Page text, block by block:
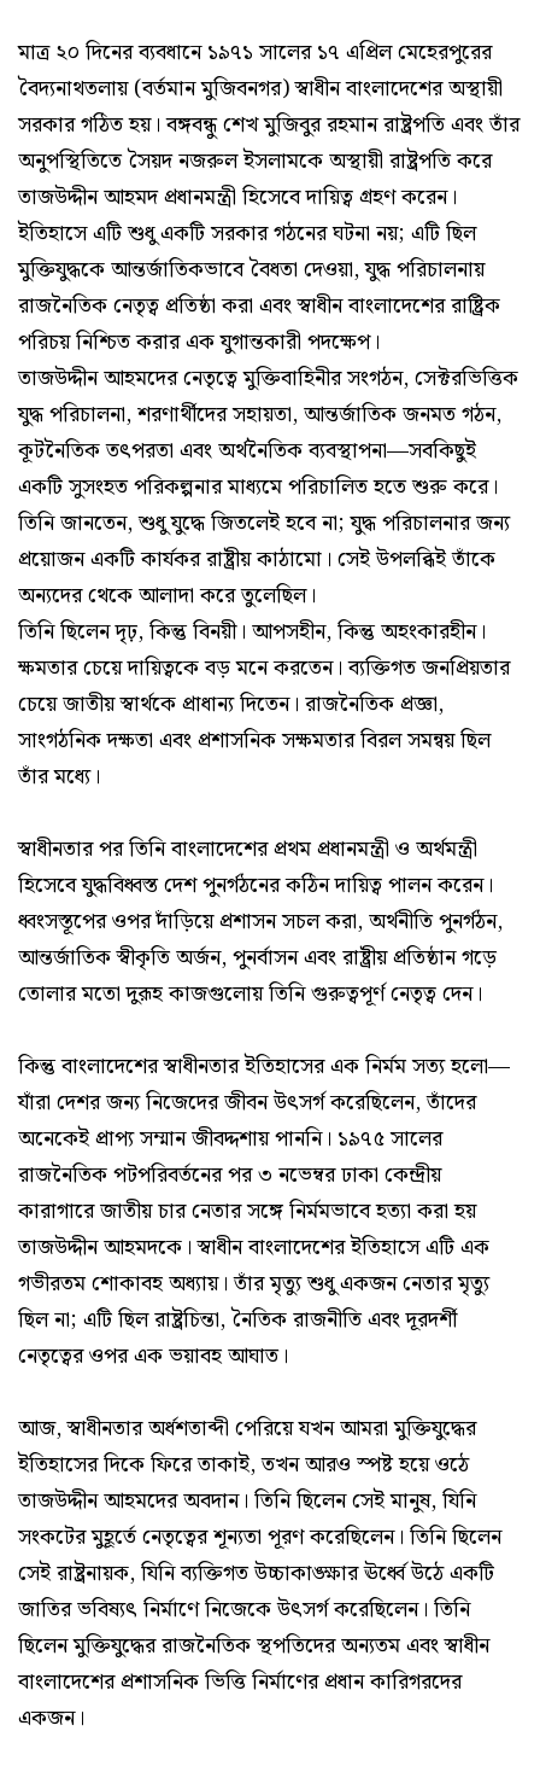
মাত্র ২০ দিনের ব্যবধানে ১৯৭১ সালের ১৭ এপ্রিল মেহেরপুরের
বৈদ্যনাথতলায় (বর্তমান মুজিবনগর) স্বাধীন বাংলাদেশের অস্থায়ী
সরকার গঠিত হয়। বঙ্গবন্ধু শেখ মুজিবুর রহমান রাষ্ট্রপতি এবং তাঁর
অনুপস্থিতিতে সৈয়দ নজরুল ইসলামকে অস্থায়ী রাষ্ট্রপতি করে
তাজউদ্দীন আহমদ প্রধানমন্ত্রী হিসেবে দায়িত্ব গ্রহণ করেন।
ইতিহাসে এটি শুধু একটি সরকার গঠনের ঘটনা নয়; এটি ছিল
মুক্তিযুদ্ধকে আন্তর্জাতিকভাবে বৈধতা দেওয়া, যুদ্ধ পরিচালনায়
রাজনৈতিক নেতৃত্ব প্রতিষ্ঠা করা এবং স্বাধীন বাংলাদেশের রাষ্ট্রিক
পরিচয় নিশ্চিত করার এক যুগান্তকারী পদক্ষেপ।
তাজউদ্দীন আহমদের নেতৃত্বে মুক্তিবাহিনীর সংগঠন, সেক্টরভিত্তিক
যুদ্ধ পরিচালনা, শরণার্থীদের সহায়তা, আন্তর্জাতিক জনমত গঠন,
কূটনৈতিক তৎপরতা এবং অর্থনৈতিক ব্যবস্থাপনা—সবকিছুই
একটি সুসংহত পরিকল্পনার মাধ্যমে পরিচালিত হতে শুরু করে।
তিনি জানতেন, শুধু যুদ্ধে জিতলেই হবে না; যুদ্ধ পরিচালনার জন্য
প্রয়োজন একটি কার্যকর রাষ্ট্রীয় কাঠামো। সেই উপলব্ধিই তাঁকে
অন্যদের থেকে আলাদা করে তুলেছিল।
তিনি ছিলেন দৃঢ়, কিন্তু বিনয়ী। আপসহীন, কিন্তু অহংকারহীন।
ক্ষমতার চেয়ে দায়িত্বকে বড় মনে করতেন। ব্যক্তিগত জনপ্রিয়তার
চেয়ে জাতীয় স্বার্থকে প্রাধান্য দিতেন। রাজনৈতিক প্রজ্ঞা,
সাংগঠনিক দক্ষতা এবং প্রশাসনিক সক্ষমতার বিরল সমন্বয় ছিল
তাঁর মধ্যে।
স্বাধীনতার পর তিনি বাংলাদেশের প্রথম প্রধানমন্ত্রী ও অর্থমন্ত্রী
হিসেবে যুদ্ধবিধ্বস্ত দেশ পুনর্গঠনের কঠিন দায়িত্ব পালন করেন।
ধ্বংসস্তূপের ওপর দাঁড়িয়ে প্রশাসন সচল করা, অর্থনীতি পুনর্গঠন,
আন্তর্জাতিক স্বীকৃতি অর্জন, পুনর্বাসন এবং রাষ্ট্রীয় প্রতিষ্ঠান গড়ে
তোলার মতো দুরূহ কাজগুলোয় তিনি গুরুত্বপূর্ণ নেতৃত্ব দেন।
কিন্তু বাংলাদেশের স্বাধীনতার ইতিহাসের এক নির্মম সত্য হলো—
যাঁরা দেশর জন্য নিজেদের জীবন উৎসর্গ করেছিলেন, তাঁদের
অনেকেই প্রাপ্য সম্মান জীবদ্দশায় পাননি। ১৯৭৫ সালের
রাজনৈতিক পটপরিবর্তনের পর ৩ নভেম্বর ঢাকা কেন্দ্রীয়
কারাগারে জাতীয় চার নেতার সঙ্গে নির্মমভাবে হত্যা করা হয়
তাজউদ্দীন আহমদকে। স্বাধীন বাংলাদেশের ইতিহাসে এটি এক
গভীরতম শোকাবহ অধ্যায়। তাঁর মৃত্যু শুধু একজন নেতার মৃত্যু
ছিল না; এটি ছিল রাষ্ট্রচিন্তা, নৈতিক রাজনীতি এবং দূরদর্শী
নেতৃত্বের ওপর এক ভয়াবহ আঘাত।
আজ, স্বাধীনতার অর্ধশতাব্দী পেরিয়ে যখন আমরা মুক্তিযুদ্ধের
ইতিহাসের দিকে ফিরে তাকাই, তখন আরও স্পষ্ট হয়ে ওঠে
তাজউদ্দীন আহমদের অবদান। তিনি ছিলেন সেই মানুষ, যিনি
সংকটের মুহূর্তে নেতৃত্বের শূন্যতা পূরণ করেছিলেন। তিনি ছিলেন
সেই রাষ্ট্রনায়ক, যিনি ব্যক্তিগত উচ্চাকাঙ্ক্ষার ঊর্ধ্বে উঠে একটি
জাতির ভবিষ্যৎ নির্মাণে নিজেকে উৎসর্গ করেছিলেন। তিনি
ছিলেন মুক্তিযুদ্ধের রাজনৈতিক স্থপতিদের অন্যতম এবং স্বাধীন
বাংলাদেশের প্রশাসনিক ভিত্তি নির্মাণের প্রধান কারিগরদের
একজন।